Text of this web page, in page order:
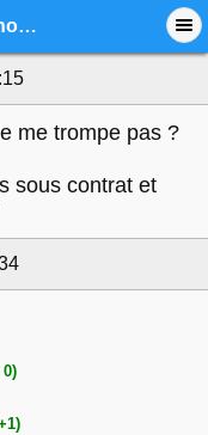
Des nouvelles de nos espoirs 2022-2023
me trompe pas ?
sous contrat et